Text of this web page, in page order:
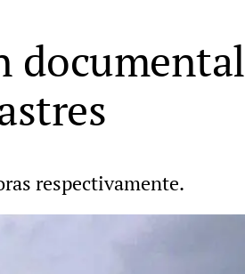
documental
respectivamente.